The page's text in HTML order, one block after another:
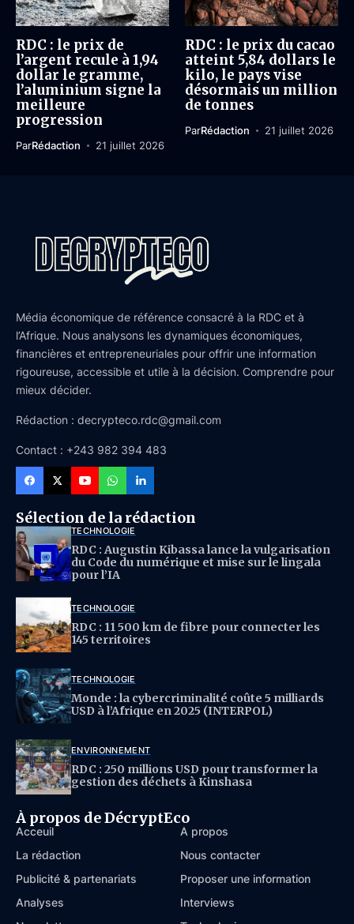
RDC : le prix de
l’argent recule à 1,94
dollar le gramme,
l’aluminium signe la
meilleure
progression
ParRédaction 21 juillet 2026
RDC : le prix du cacao
atteint 5,84 dollars le
kilo, le pays vise
désormais un million
de tonnes
ParRédaction 21 juillet 2026
Média économique de référence consacré à la RDC et à
l’Afrique. Nous analysons les dynamiques économiques,
financières et entrepreneuriales pour offrir une information
rigoureuse, accessible et utile à la décision. Comprendre pour
mieux décider.
Rédaction : decrypteco.rdc@gmail.com
Contact : +243 982 394 483
Sélection de la rédaction
TECHNOLOGIE
RDC : Augustin Kibassa lance la vulgarisation
du Code du numérique et mise sur le lingala
pour l’IA
TECHNOLOGIE
RDC : 11 500 km de fibre pour connecter les
145 territoires
TECHNOLOGIE
Monde : la cybercriminalité coûte 5 milliards
USD à l’Afrique en 2025 (INTERPOL)
ENVIRONNEMENT
RDC : 250 millions USD pour transformer la
gestion des déchets à Kinshasa
À propos de DécryptEco
Acceuil
À propos
La rédaction
Nous contacter
Publicité & partenariats
Proposer une information
Analyses
Interviews